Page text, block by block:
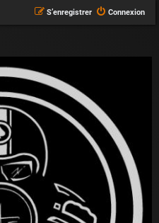
Connexion
S’enregistrer